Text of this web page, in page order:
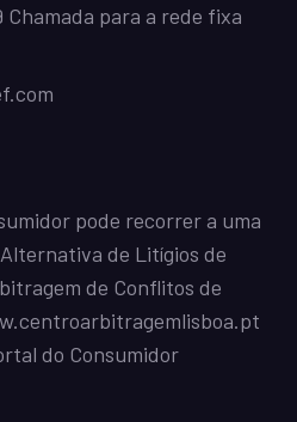
Chamada para a rede fixa
pode recorrer a uma
de Litígios de
de Conflitos de
do Consumidor